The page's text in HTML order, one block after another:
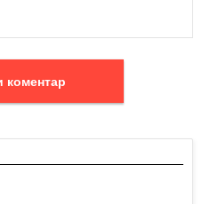
Залишити коментар